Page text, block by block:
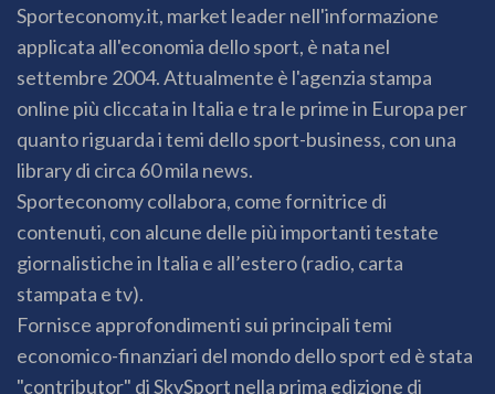
Sporteconomy.it, market leader nell'informazione
applicata all'economia dello sport, è nata nel
settembre 2004. Attualmente è l'agenzia stampa
online più cliccata in Italia e tra le prime in Europa per
quanto riguarda i temi dello sport-business, con una
library di circa 60 mila news.
Sporteconomy collabora, come fornitrice di
contenuti, con alcune delle più importanti testate
giornalistiche in Italia e all’estero (radio, carta
stampata e tv).
Fornisce approfondimenti sui principali temi
economico-finanziari del mondo dello sport ed è stata
"contributor" di SkySport nella prima edizione di